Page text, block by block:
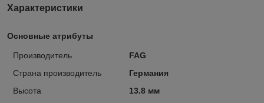
Характеристики
Основные атрибуты
Производитель
FAG
Страна производитель
Германия
Высота
13.8 мм